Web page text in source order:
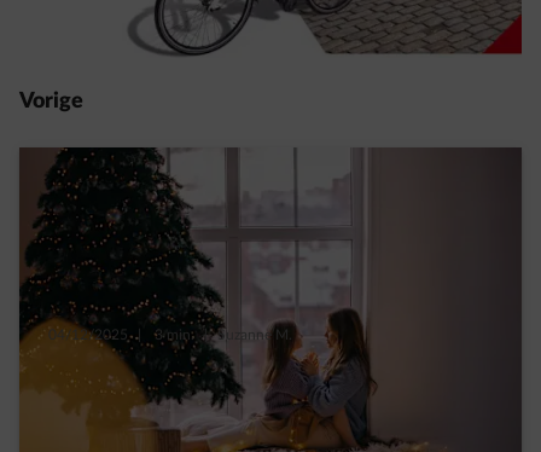
Vorige
04/12/2025 | 3 min. | Suzanne M.
A Slow Christmas, want wie duurzaam feest,
geniet meer